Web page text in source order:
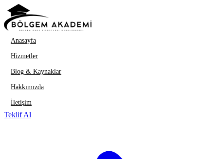
İçeriğe geç
Anasayfa
Hizmetler
Blog & Kaynaklar
Hakkımızda
İletişim
Teklif Al